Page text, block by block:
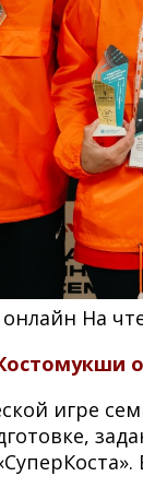
онлайн На
игре